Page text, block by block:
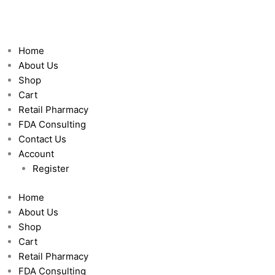
Home
About Us
Shop
Cart
Retail Pharmacy
FDA Consulting
Contact Us
Account
Register
Home
About Us
Shop
Cart
Retail Pharmacy
FDA Consulting